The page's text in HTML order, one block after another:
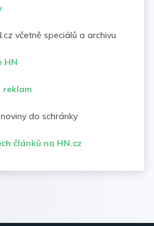
včetně speciálů a archivu
HN
reklam
do schránky
článků na HN.cz